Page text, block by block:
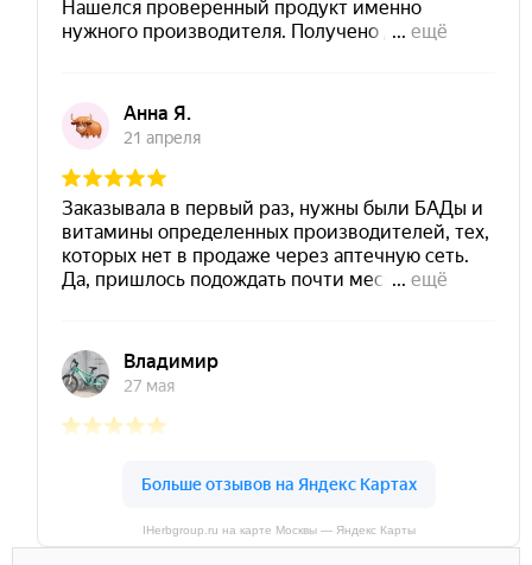
IHerbgroup.ru на карте Москвы — Яндекс Карты